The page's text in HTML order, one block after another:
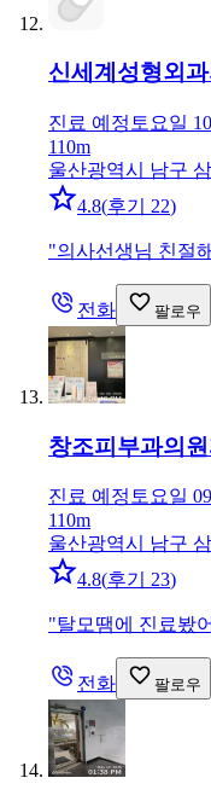
신세계성형외
진료 예정 토요일
110m
울산광역시 남구
4.8(후기 22)
"의사선생님 친절
전화 팔로우
창조피부과의원
진료 예정 토요일
110m
울산광역시 남구
4.8(후기 23)
"탈모땜에 진료봤
전화 팔로우